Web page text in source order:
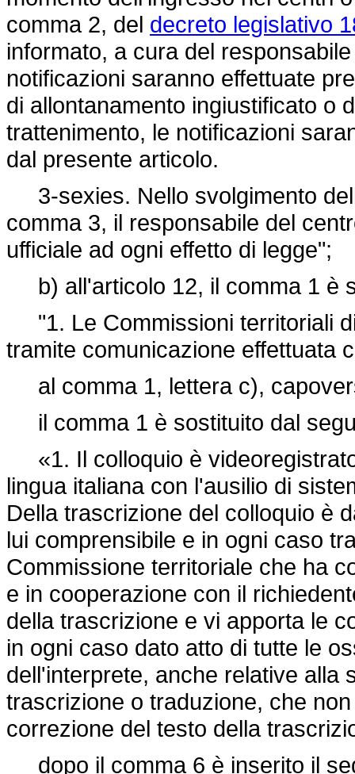
comma 2, del decreto legislativo
informato, a cura del
notificazioni saranno effettuate
di allontanamento ingiustificato o
trattenimento, le notificazioni
dal presente articolo.
3-sexies. Nello svolgimento
comma 3, il responsabile del
ufficiale ad ogni effetto di legge";
b) all'articolo 12, il comma 1 è
"1. Le Commissioni territoriali
tramite comunicazione effettuata
al comma 1, lettera c),
il comma 1 è sostituito dal
«1. Il colloquio è
lingua italiana con l'ausilio di
Della trascrizione del colloquio è
lui comprensibile e in ogni caso
Commissione territoriale che ha
e in cooperazione con il
della trascrizione e vi apporta le
in ogni caso dato atto di tutte le
dell'interprete, anche relative alla
trascrizione o traduzione, che
correzione del testo della
dopo il comma 6 è inserito il